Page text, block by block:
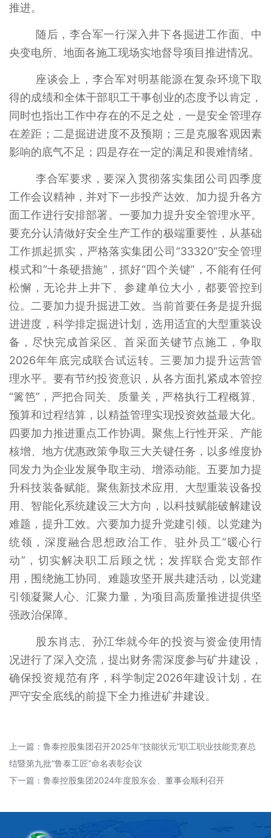
推进。
随后，李合军一行深入井下各掘进工作面、中
央变电所、地面各施工现场实地督导项目推进情况。
座谈会上，李合军对明基能源在复杂环境下取
得的成绩和全体干部职工干事创业的态度予以肯定，
同时也指出工作中存在的不足之处，一是安全管理存
在差距；二是掘进进度不及预期；三是克服客观因素
影响的底气不足；四是存在一定的满足和畏难情绪。
李合军要求，要深入贯彻落实集团公司四季度
工作会议精神，并对下一步投产达效、加力提升各方
面工作进行安排部署。一要加力提升安全管理水平。
要充分认清做好安全生产工作的极端重要性，从基础
工作抓起抓实，严格落实集团公司“33320”安全管理
模式和“十条硬措施”，抓好“四个关键”，不能有任何
松懈，无论井上井下、参建单位大小，都要管控到
位。二要加力提升掘进工效。当前首要任务是提升掘
进进度，科学排定掘进计划，选用适宜的大型重装设
备，尽快完成首采区、首采面关键节点施工，争取
2026年年底完成联合试运转。三要加力提升运营管
理水平。要有节约投资意识，从各方面扎紧成本管控
“篱笆”，严把合同关、质量关，严格执行工程概算、
预算和过程结算，以精益管理实现投资效益最大化。
四要加力推进重点工作协调。聚焦上行性开采、产能
核增、地方优惠政策争取三大关键任务，以多维度协
同发力为企业发展争取主动、增添动能。五要加力提
升科技装备赋能。聚焦新技术应用、大型重装设备投
用、智能化系统建设三大方向，以科技赋能破解建设
难题，提升工效。六要加力提升党建引领。以党建为
统领，深度融合思想政治工作、驻外员工“暖心行
动”，切实解决职工后顾之忧；发挥联合党支部作
用，围绕施工协同、难题攻坚开展共建活动，以党建
引领凝聚人心、汇聚力量，为项目高质量推进提供坚
强政治保障。
股东肖志、孙江华就今年的投资与资金使用情
况进行了深入交流，提出财务需深度参与矿井建设，
确保投资规范有序，科学制定2026年建设计划，在
严守安全底线的前提下全力推进矿井建设。
上一篇： 鲁泰控股集团召开2025年“技能状元”职工职业技能竞赛总
结暨第九批“鲁泰工匠”命名表彰会议
下一篇： 鲁泰控股集团2024年度股东会、董事会顺利召开